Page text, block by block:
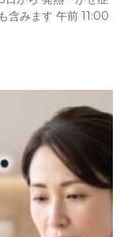
含みます 午前 11:00